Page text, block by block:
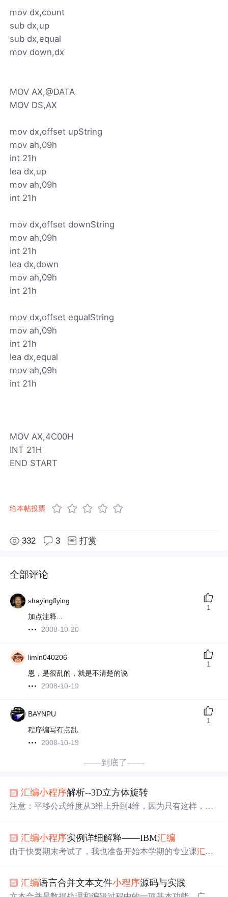
mov dx,count
sub dx,up
sub dx,equal
mov down,dx
MOV AX,@DATA
MOV DS,AX
mov dx,offset upString
mov ah,09h
int 21h
lea dx,up
mov ah,09h
int 21h
mov dx,offset downString
mov ah,09h
int 21h
lea dx,down
mov ah,09h
int 21h
mov dx,offset equalString
mov ah,09h
int 21h
lea dx,equal
mov ah,09h
int 21h
MOV AX,4C00H
INT 21H
END START
给本帖投票
332 3 打赏
全部评论
shayingflying
加点注释...
2008-10-20
1
limin040206
恩，是很乱的，就是不清楚的说
2008-10-19
1
BAYNPU
程序编写有点乱.
2008-10-19
1
——到底了——
汇编小程序解析--3D立方体旋转
注意：平移公式维度从3维上升到4维，因为只有这样，才
算的维度，所以其他的操作，比如旋转、缩放也是用4维矩
阵乘法来实现的，这样所有的操作和计算就实现了数学形
转点移动到原点处，执行如上面所描述的绕原点的旋转，
再将旋转点移回到原来的位置。注意，网上很多资料都是
汇编小程序实例详细解释——IBM汇编
由于快要期末考试了，我也准备开始本学期的专业课汇编
的计算机工程师们将世间万物的计算通过数学方法来转换
成加法运算，所以汇编语言让我了解了些许底层的知识，
汇编语言合并文本文件小程序源码与实践